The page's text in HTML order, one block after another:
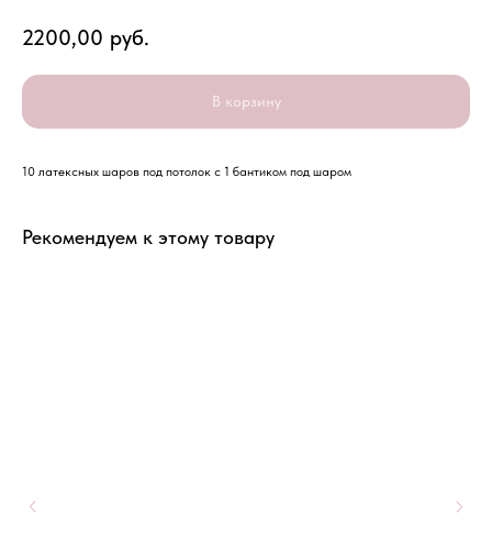
2200,00 руб.
В корзину
10 латексных шаров под потолок с 1 бантиком под шаром
Рекомендуем к этому товару